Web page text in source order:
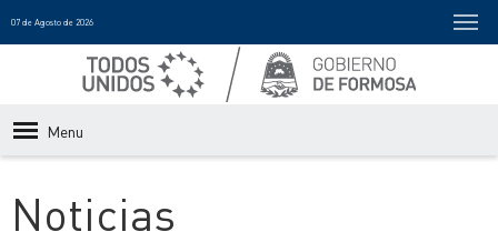
07 de Agosto de 2026
Menu
Noticias